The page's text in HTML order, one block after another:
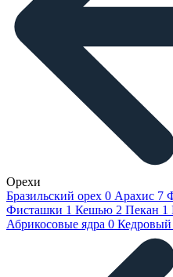
Орехи
Бразильский орех 0 Арахис 7
Фисташки 1 Кешью 2 Пекан 1
Абрикосовые ядра 0 Кедровый